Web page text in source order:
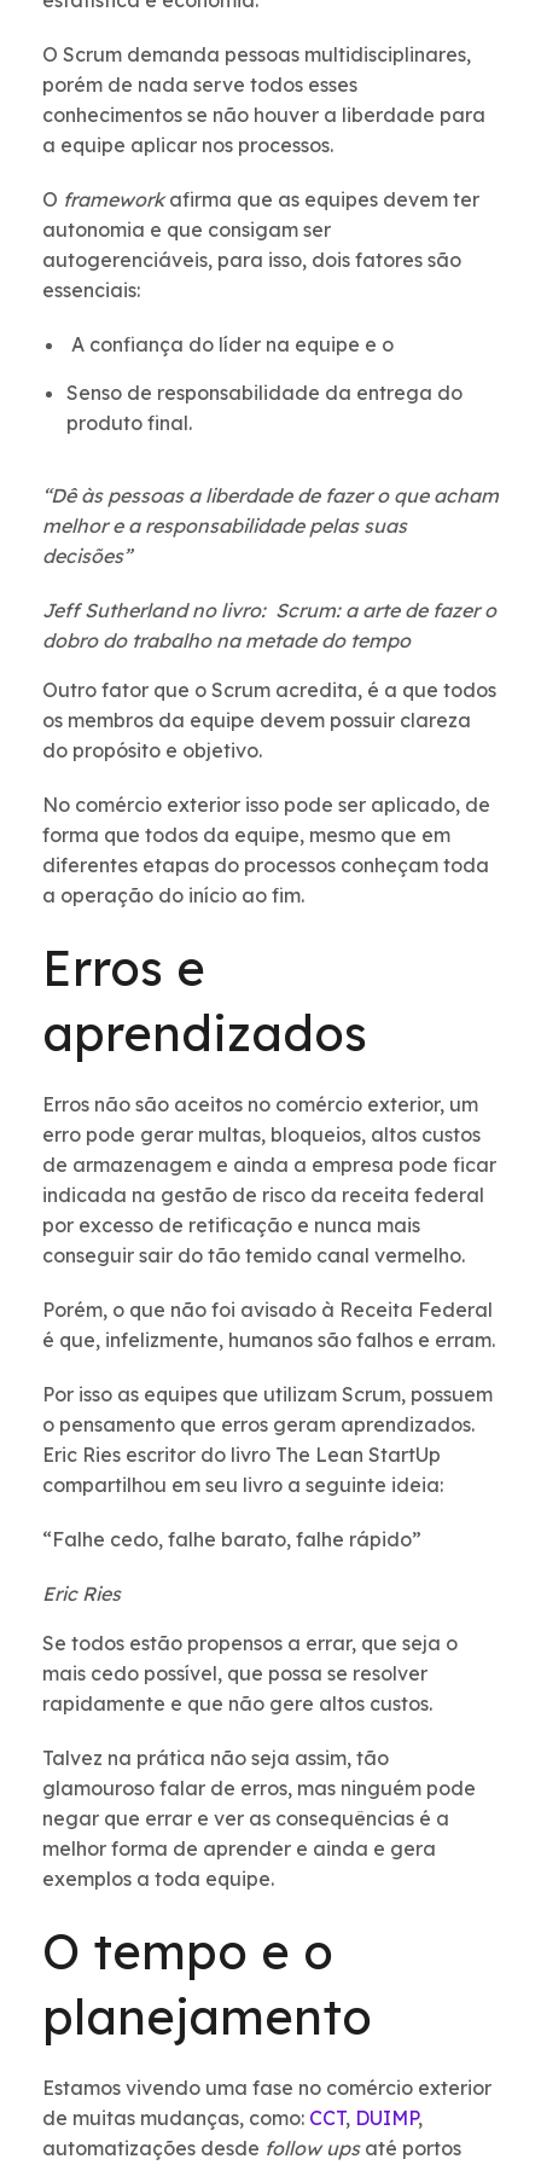
O Scrum demanda pessoas multidisciplinares,
porém de nada serve todos esses
conhecimentos se não houver a liberdade para
a equipe aplicar nos processos.
O frameworkafirma que as equipes devem ter
autonomia e que consigam ser
autogerenciáveis, para isso, dois fatores são
essenciais:
A confiança do líder na equipe e o
Senso de responsabilidade da entrega do
produto final.
“Dê às pessoas a liberdade de fazer o que acham
melhor e a responsabilidade pelas suas
decisões”
Jeff Sutherland no livro: Scrum: a arte de fazer o
dobro do trabalho na metade do tempo
Outro fator que o Scrum acredita, é a que todos
os membros da equipe devem possuir clareza
do propósito e objetivo.
No comércio exterior isso pode ser aplicado, de
forma que todos da equipe, mesmo que em
diferentes etapas do processos conheçam toda
a operação do início ao fim.
Erros e
aprendizados
Erros não são aceitos no comércio exterior, um
erro pode gerar multas, bloqueios, altos custos
de armazenagem e ainda a empresa pode ficar
indicada na gestão de risco da receita federal
por excesso de retificação e nunca mais
conseguir sair do tão temido canal vermelho.
Porém, o que não foi avisado à Receita Federal
é que, infelizmente, humanos são falhos e erram.
Por isso as equipes que utilizam Scrum, possuem
o pensamento que erros geram aprendizados.
Eric Ries escritor do livro The Lean StartUp
compartilhou em seu livro a seguinte ideia:
“Falhe cedo, falhe barato, falhe rápido”
Eric Ries
Se todos estão propensos a errar, que seja o
mais cedo possível, que possa se resolver
rapidamente e que não gere altos custos.
Talvez na prática não seja assim, tão
glamouroso falar de erros, mas ninguém pode
negar que errar e ver as consequências é a
melhor forma de aprender e ainda e gera
exemplos a toda equipe.
O tempo e o
planejamento
Estamos vivendo uma fase no comércio exterior
de muitas mudanças, como: CCT, DUIMP,
automatizações desde follow upsaté portos